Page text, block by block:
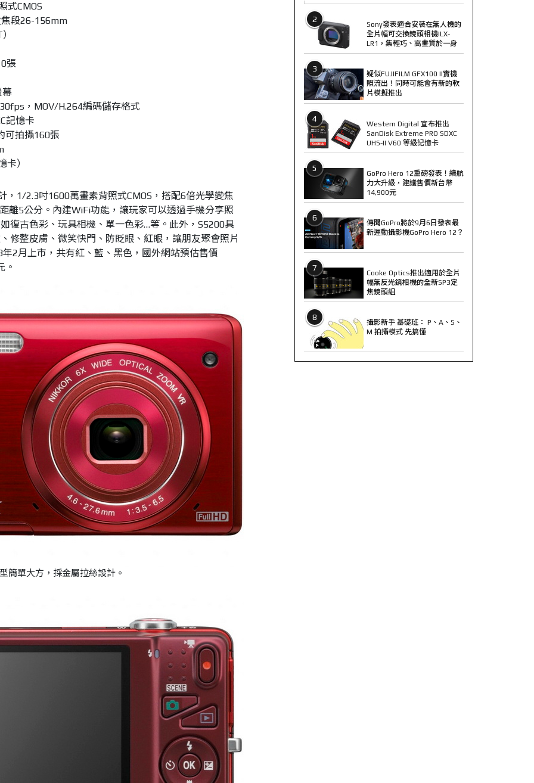
式CMOS
段26-156mm
張
幕
，MOV/H.264編碼儲存格式
記憶卡
可拍攝160張
）
，1/2.3吋1600萬畫素背照式CMOS，搭配6倍光學變焦
離5公分。內建WiFi功能，讓玩家可以透過手機分享照
復古色彩、玩具相機、單一色彩…等。此外，S5200具
修整皮膚、微笑快門、防眨眼、紅眼，讓朋友聚會照片
2月上市，共有紅、藍、黑色，國外網站預估售價
。
簡單大方，採金屬拉絲設計。
2
Sony發表適合安裝在無人機的
全片幅可交換鏡頭相機ILX-
LR1，集輕巧、高畫質於一身
3
疑似FUJIFILM GFX100 II實機
照流出！同時可能會有新的軟
片模擬推出
4
Western Digital 宣布推出
SanDisk Extreme PRO SDXC
UHS-II V60 等級記憶卡
5
GoPro Hero 12重磅發表！續航
力大升級，建議售價新台幣
14,900元
6
傳聞GoPro將於9月6日發表最
新運動攝影機GoPro Hero 12？
7
Cooke Optics推出適用於全片
幅無反光鏡相機的全新SP3定
焦鏡頭組
8
攝影新手 基礎班： P、A、S、
M 拍攝模式 先搞懂